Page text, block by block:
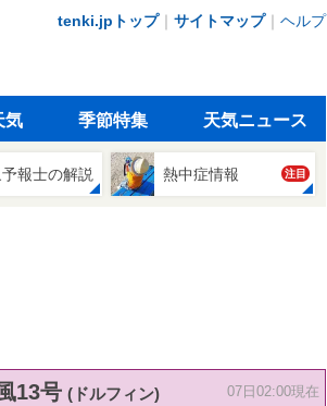
tenki.jpトップ｜ サイトマップ｜ ヘルプ
気 季節特集 天気ニュース
報士の解説 熱中症情報 注目
13号 (ドルフィン) 07日02:00現在